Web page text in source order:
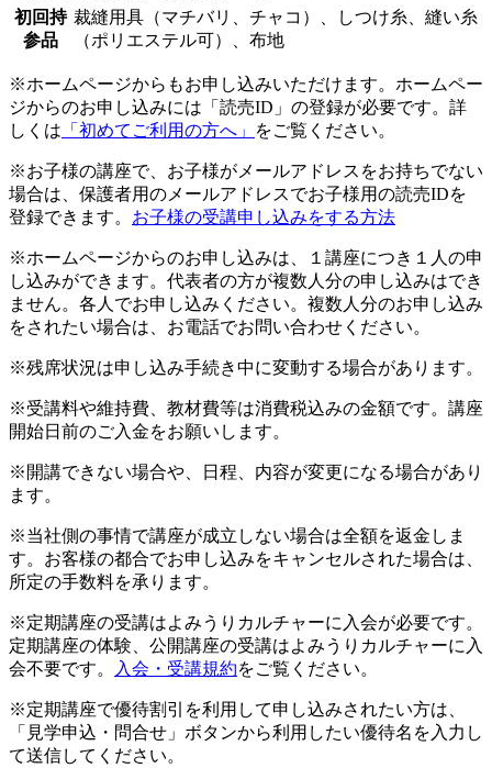
初回持
参品
裁縫用具（マチバリ、チャコ）、しつけ糸、縫い糸
（ポリエステル可）、布地
※ホームページからもお申し込みいただけます。ホームペー
ジからのお申し込みには「読売ID」の登録が必要です。詳
しくは 「初めてご利用の方へ」 をご覧ください。
※お子様の講座で、お子様がメールアドレスをお持ちでない
場合は、保護者用のメールアドレスでお子様用の読売IDを
登録できます。 お子様の受講申し込みをする方法
※ホームページからのお申し込みは、１講座につき１人の申
し込みができます。代表者の方が複数人分の申し込みはでき
ません。各人でお申し込みください。複数人分のお申し込み
をされたい場合は、お電話でお問い合わせください。
※残席状況は申し込み手続き中に変動する場合があります。
※受講料や維持費、教材費等は消費税込みの金額です。講座
開始日前のご入金をお願いします。
※開講できない場合や、日程、内容が変更になる場合があり
ます。
※当社側の事情で講座が成立しない場合は全額を返金しま
す。お客様の都合でお申し込みをキャンセルされた場合は、
所定の手数料を承ります。
※定期講座の受講はよみうりカルチャーに入会が必要です。
定期講座の体験、公開講座の受講はよみうりカルチャーに入
会不要です。
入会・受講規約をご覧ください。
※定期講座で優待割引を利用して申し込みされたい方は、
「見学申込・問合せ」ボタンから利用したい優待名を入力し
て送信してください。